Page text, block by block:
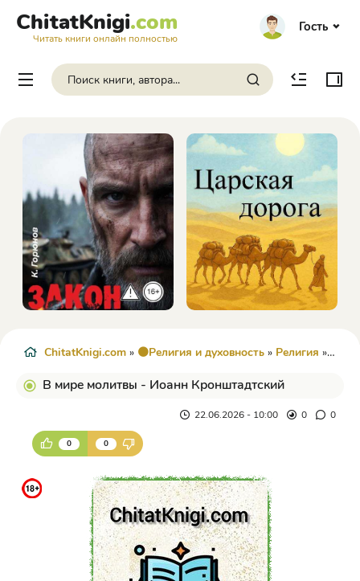
ChitatKnigi.com
Читать книги онлайн полностью
Гость
ChitatKnigi.com » 🟠Религия и духовность » Религия » В мире молитвы - Иоанн Кронштадтский
В мире молитвы - Иоанн Кронштадтский
22.06.2026 - 10:00 0 0
0 0